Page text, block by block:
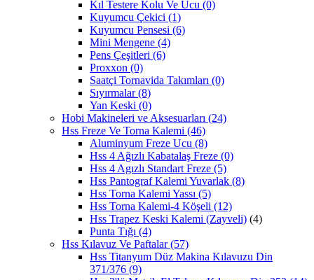
Kıl Testere Kolu Ve Ucu (0)
Kuyumcu Çekici (1)
Kuyumcu Pensesi (6)
Mini Mengene (4)
Pens Çeşitleri (6)
Proxxon (0)
Saatçi Tornavida Takımları (0)
Sıyırmalar(8)
Yan Keski (0)
Hobi Makineleri ve Aksesuarları (24)
Hss Freze Ve Torna Kalemi (46)
Aluminyum Freze Ucu (8)
Hss 4 Ağızlı Kabatalaş Freze (0)
Hss 4 Agızlı Standart Freze (5)
Hss Pantograf Kalemi Yuvarlak (8)
Hss Torna Kalemi Yassı (5)
Hss Torna Kalemi-4 Köşeli (12)
Hss Trapez Keski Kalemi (Zayveli) (4)
Punta Tığı (4)
Hss Kılavuz Ve Paftalar(57)
Hss Titanyum Düz Makina Kılavuzu Din
371/376 (9)